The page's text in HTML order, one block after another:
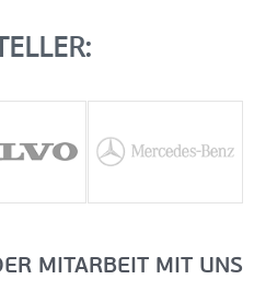
MITARBEIT MIT UNS